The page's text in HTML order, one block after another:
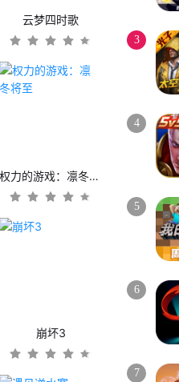
云梦四时歌
权力的游戏：凛冬将至
崩坏3
3
4
5
6
7